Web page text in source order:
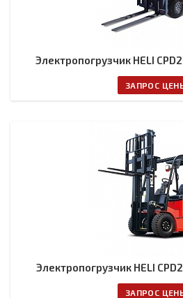
Электропогрузчик HELI
ЗАПРОС
Электропогрузчик HELI
ЗАПРОС